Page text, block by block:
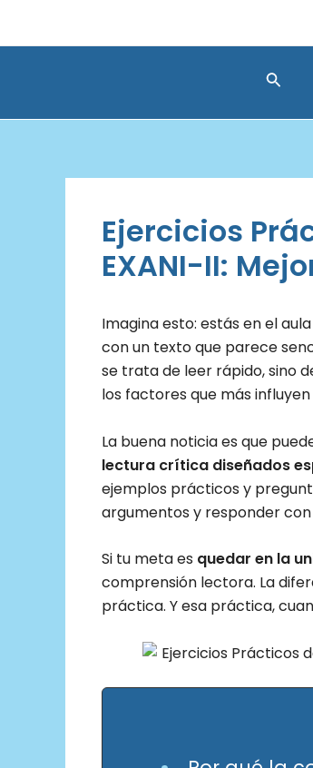
Ejercicios
EXANI-II:
Imagina esto: estás en el
con un texto que parece
se trata de leer rápido, sino
los factores que más
La buena noticia es que
lectura crítica diseñados
ejemplos prácticos y
argumentos y responder con
Si tu meta es quedar en la
comprensión lectora. La
práctica. Y esa práctica,